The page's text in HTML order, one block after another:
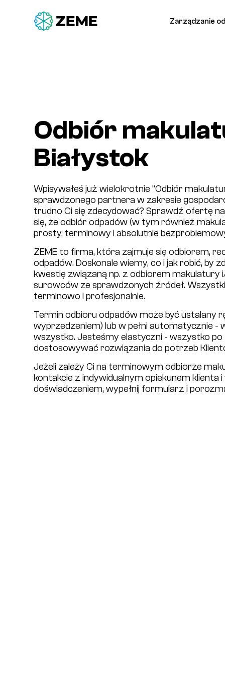
Zarządzanie
Odbiór
Białystok
Wpisywałeś już wielokrotnie “Odbiór
sprawdzonego partnera w zakresie
trudno Ci się zdecydować? Sprawdź ofertę
się, że odbiór odpadów (w tym również
prosty, terminowy i absolutnie
ZEME to firma, która zajmuje się odbiorem,
odpadów. Doskonale wiemy, co i jak robić, by
kwestię związaną np. z odbiorem makulatury
surowców ze sprawdzonych źródeł.
terminowo i profesjonalnie.
Termin odbioru odpadów może być ustalany
wyprzedzeniem) lub w pełni automatycznie
wszystko. Jesteśmy elastyczni - wszystko po
dostosowywać rozwiązania do potrzeb
Jeżeli zależy Ci na terminowym odbiorze
kontakcie z indywidualnym opiekunem klienta
doświadczeniem, wypełnij formularz i